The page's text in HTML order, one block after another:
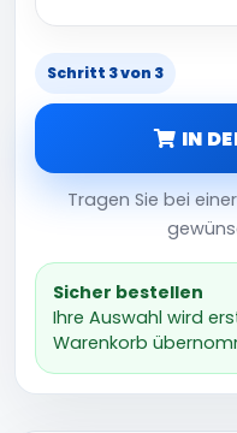
Schritt 3 von 3
IN
Tragen Sie bei
Sicher bestellen
Ihre Auswahl wird
Warenkorb